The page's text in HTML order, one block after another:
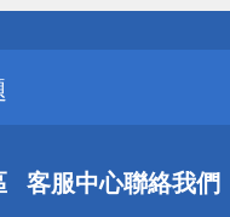
請小心！
請小心！
客服中心聯絡我們